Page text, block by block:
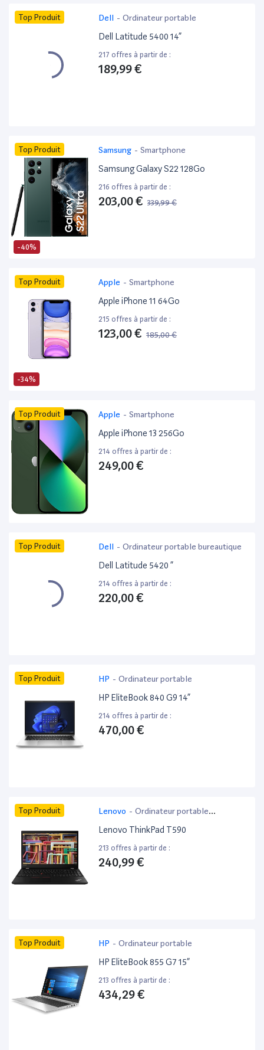
Top Produit Dell - Ordinateur portable
Dell Latitude 5400 14”
217 offres à partir de :
189,99 €
-40%
Top Produit Samsung - Smartphone
Samsung Galaxy S22 128Go
216 offres à partir de :
203,00 € 339,99 €
-34%
Top Produit Apple - Smartphone
Apple iPhone 11 64Go
215 offres à partir de :
123,00 € 185,00 €
Top Produit Apple - Smartphone
Apple iPhone 13 256Go
214 offres à partir de :
249,00 €
Top Produit Dell - Ordinateur portable bureautique
Dell Latitude 5420 ”
214 offres à partir de :
220,00 €
Top Produit HP - Ordinateur portable
HP EliteBook 840 G9 14”
214 offres à partir de :
470,00 €
Top Produit Lenovo - Ordinateur portable
bureautique
Lenovo ThinkPad T590
213 offres à partir de :
240,99 €
Top Produit HP - Ordinateur portable
HP EliteBook 855 G7 15”
213 offres à partir de :
434,29 €